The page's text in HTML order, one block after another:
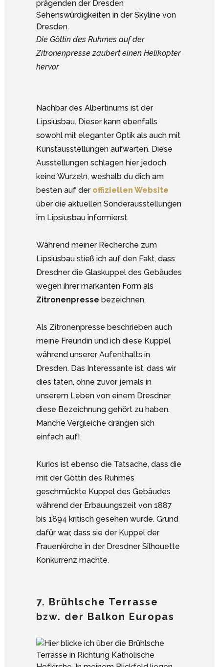
Die Göttin des Ruhmes auf der
Zitronenpresse zaubert einen Helikopter
hervor
Nachbar des Albertinums ist der
Lipsiusbau. Dieser kann ebenfalls
sowohl mit eleganter Optik als auch mit
Kunstausstellungen aufwarten. Diese
Ausstellungen schlagen hier jedoch
keine Wurzeln, weshalb du dich am
besten auf der offiziellen Website
über die aktuellen Sonderausstellungen
im Lipsiusbau informierst.
Während meiner Recherche zum
Lipsiusbau stieß ich auf den Fakt, dass
Dresdner die Glaskuppel des Gebäudes
wegen ihrer markanten Form als
Zitronenpresse bezeichnen.
Als Zitronenpresse beschrieben auch
meine Freundin und ich diese Kuppel
während unserer Aufenthalts in
Dresden. Das Interessante ist, dass wir
dies taten, ohne zuvor jemals in
unserem Leben von einem Dresdner
diese Bezeichnung gehört zu haben.
Manche Vergleiche drängen sich
einfach auf!
Kurios ist ebenso die Tatsache, dass die
mit der Göttin des Ruhmes
geschmückte Kuppel des Gebäudes
während der Erbauungszeit von 1887
bis 1894 kritisch gesehen wurde. Grund
dafür war, dass sie der Kuppel der
Frauenkirche in der Dresdner Silhouette
Konkurrenz machte.
7. Brühlsche Terrasse
bzw. der Balkon Europas